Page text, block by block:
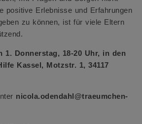
positive Erlebnisse und Erfahrungen
zu können, ist für viele Eltern
1. Donnerstag, 18-20 Uhr, in den
Kassel, Motzstr. 1, 34117
nicola.odendahl@traeumchen-